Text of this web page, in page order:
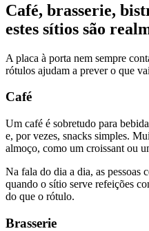
Café, brasserie,
estes sítios são
A placa à porta nem sempre
rótulos ajudam a prever o que
Café
Um café é sobretudo para
e, por vezes, snacks simples.
almoço, como um croissant ou
Na fala do dia a dia, as pessoas
quando o sítio serve refeições
do que o rótulo.
Brasserie